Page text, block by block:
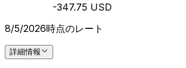
-347.75 USD
8/5/2026時点のレート
詳細情報